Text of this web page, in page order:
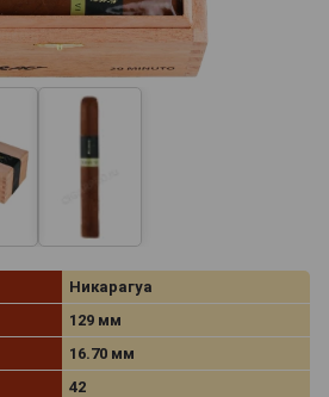
Никарагуа
129 мм
16.70 мм
42